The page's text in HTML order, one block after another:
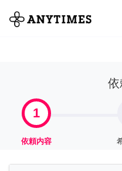
全て
依
1
依頼内容